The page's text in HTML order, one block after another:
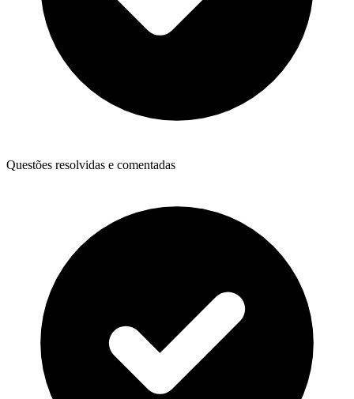
Questões resolvidas e comentadas